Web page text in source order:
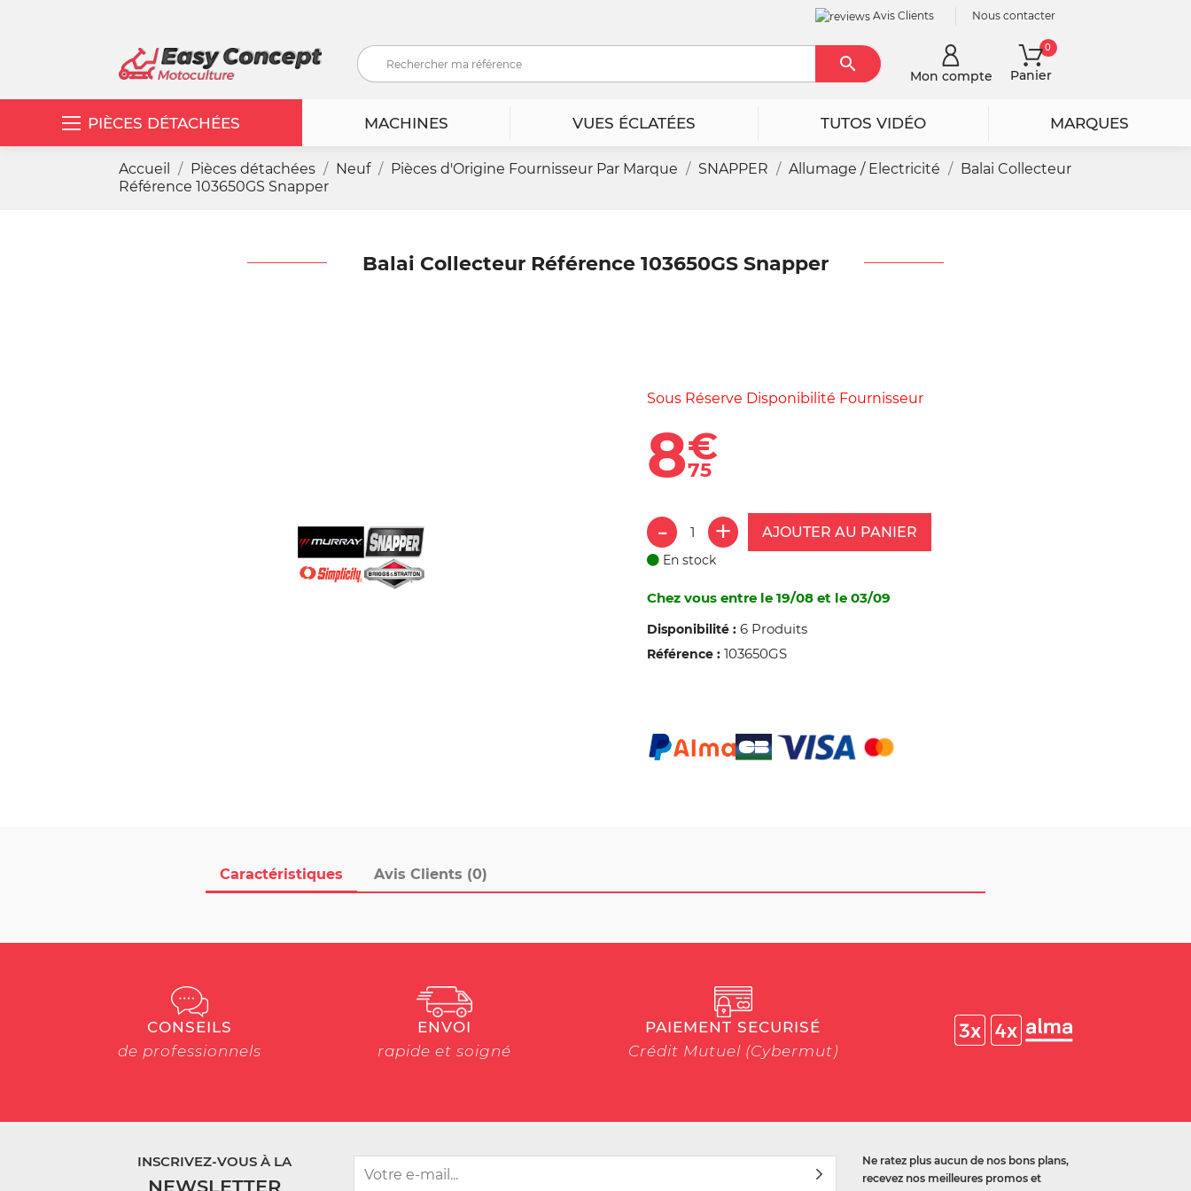
Avis Clients Nous contacter
RechercherMon compte Panier
0
PIÈCES DÉTACHÉES MACHINES VUES ÉCLATÉES TUTOS VIDÉO MARQUES
Accueil Pièces détachées Neuf Pièces d'Origine Fournisseur Par Marque SNAPPER Allumage / Electricité
Balai Collecteur
Référence 103650GS Snapper
Balai Collecteur Référence 103650GS Snapper
Caractéristiques Avis Clients (0)
Sous Réserve Disponibilité Fournisseur
8€
75
AJOUTER AU PANIER
En stock
Chez vous entre le 19/08 et le 03/09
Disponibilité : 6 Produits
Référence : 103650GS
CONSEILS
de professionnels
ENVOI
rapide et soigné
PAIEMENT SECURISÉ
Crédit Mutuel (Cybermut)
INSCRIVEZ-VOUS À LA
NEWSLETTER
Ne ratez plus aucun de nos bons plans,
recevez nos meilleures promos et